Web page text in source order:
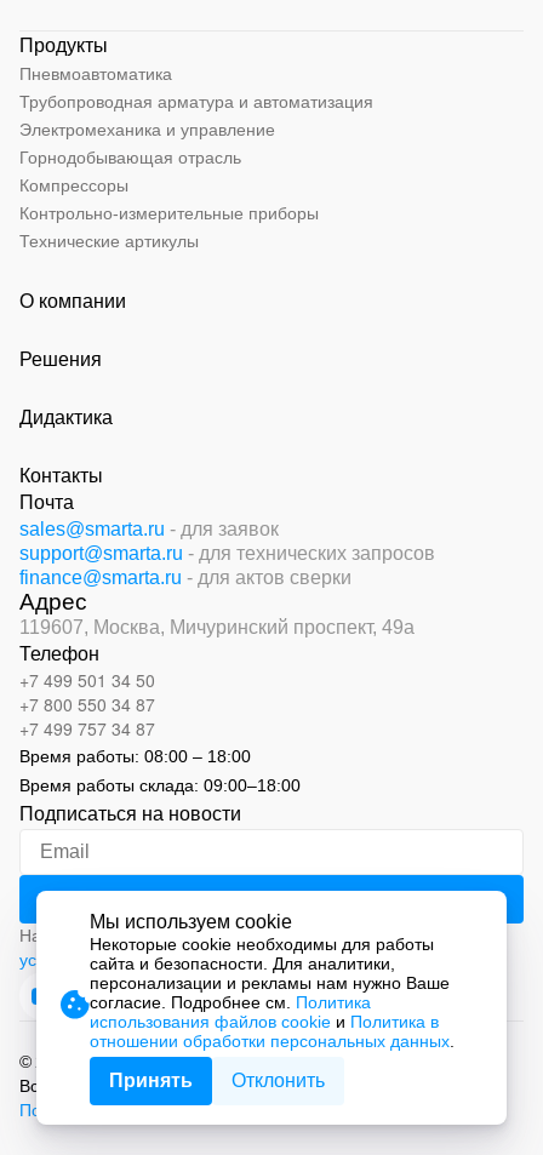
Продукты
Пневмоавтоматика
Трубопроводная арматура и автоматизация
Электромеханика и управление
Горнодобывающая отрасль
Компрессоры
Контрольно-измерительные приборы
Технические артикулы
О компании
Решения
Дидактика
Контакты
Почта
sales@smarta.ru - для заявок
support@smarta.ru - для технических запросов
finance@smarta.ru - для актов сверки
Адрес
119607, Москва, Мичуринский проспект, 49а
Телефон
+7 499 501 34 50
+7 800 550 34 87
+7 499 757 34 87
Время работы: 08:00 – 18:00
Время работы склада: 09:00–18:00
Подписаться на новости
Нажимая на кнопку «Подписаться», вы соглашаетесь с
условиями обработки персональных данных
© 2026 ООО «СМАРТ Автоматизация»
Все права защищены.
Политика обработки персональных данных
Мы используем cookie
Некоторые cookie необходимы для работы
сайта и безопасности. Для аналитики,
персонализации и рекламы нам нужно Ваше
согласие. Подробнее см. Политика
использования файлов cookie и Политика в
отношении обработки персональных данных
Принять Отклонить